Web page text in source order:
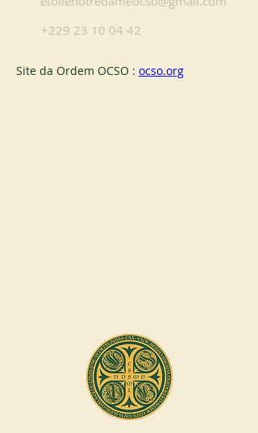
+229 23 10 04 42
Site da Ordem OCSO : ocso.org